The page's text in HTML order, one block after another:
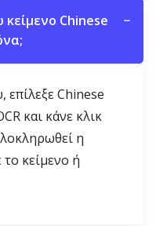
Chinese
−
επίλεξε Chinese
και κάνε κλικ
η
κείμενο ή